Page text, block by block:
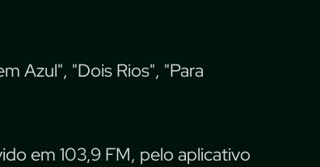
Azul", "Dois Rios", "Para
em 103,9 FM, pelo aplicativo